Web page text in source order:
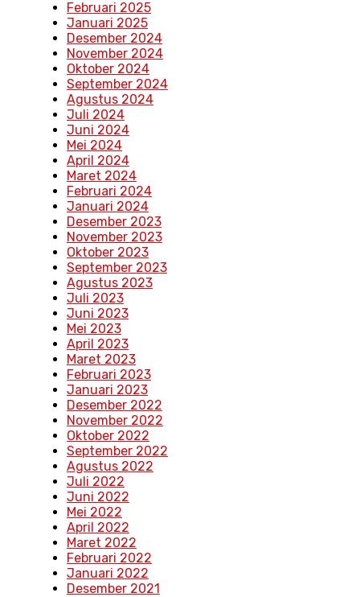
Februari 2025
Januari 2025
Desember 2024
November 2024
Oktober 2024
September 2024
Agustus 2024
Juli 2024
Juni 2024
Mei 2024
April 2024
Maret 2024
Februari 2024
Januari 2024
Desember 2023
November 2023
Oktober 2023
September 2023
Agustus 2023
Juli 2023
Juni 2023
Mei 2023
April 2023
Maret 2023
Februari 2023
Januari 2023
Desember 2022
November 2022
Oktober 2022
September 2022
Agustus 2022
Juli 2022
Juni 2022
Mei 2022
April 2022
Maret 2022
Februari 2022
Januari 2022
Desember 2021